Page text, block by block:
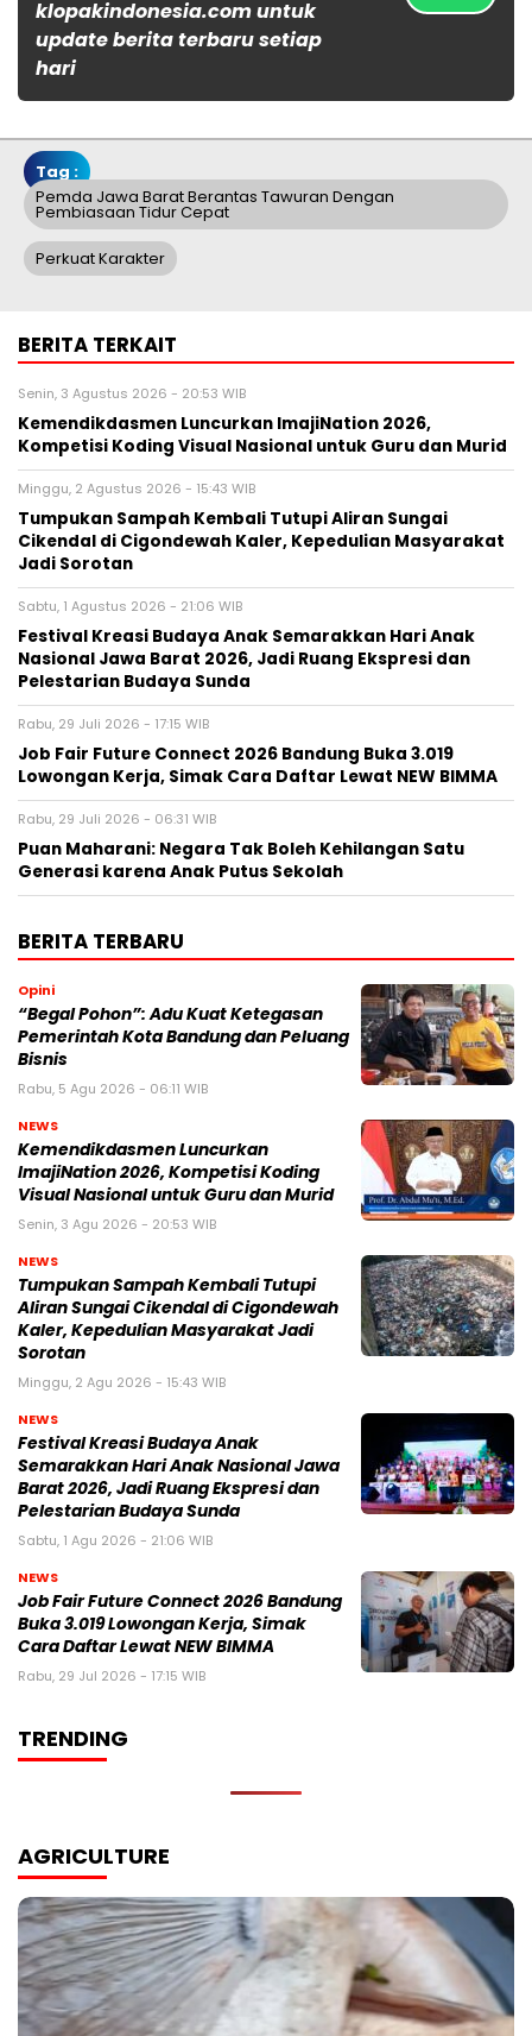
klopakindonesia.com untuk
update berita terbaru setiap
hari
Tag :
Pemda Jawa Barat Berantas Tawuran Dengan
Pembiasaan Tidur Cepat
Perkuat Karakter
BERITA TERKAIT
Senin, 3 Agustus 2026 - 20:53 WIB
Kemendikdasmen Luncurkan ImajiNation 2026,
Kompetisi Koding Visual Nasional untuk Guru dan Murid
Minggu, 2 Agustus 2026 - 15:43 WIB
Tumpukan Sampah Kembali Tutupi Aliran Sungai
Cikendal di Cigondewah Kaler, Kepedulian Masyarakat
Jadi Sorotan
Sabtu, 1 Agustus 2026 - 21:06 WIB
Festival Kreasi Budaya Anak Semarakkan Hari Anak
Nasional Jawa Barat 2026, Jadi Ruang Ekspresi dan
Pelestarian Budaya Sunda
Rabu, 29 Juli 2026 - 17:15 WIB
Job Fair Future Connect 2026 Bandung Buka 3.019
Lowongan Kerja, Simak Cara Daftar Lewat NEW BIMMA
Rabu, 29 Juli 2026 - 06:31 WIB
Puan Maharani: Negara Tak Boleh Kehilangan Satu
Generasi karena Anak Putus Sekolah
BERITA TERBARU
Opini
“Begal Pohon”: Adu Kuat Ketegasan
Pemerintah Kota Bandung dan Peluang
Bisnis
Rabu, 5 Agu 2026 - 06:11 WIB
NEWS
Kemendikdasmen Luncurkan
ImajiNation 2026, Kompetisi Koding
Visual Nasional untuk Guru dan Murid
Senin, 3 Agu 2026 - 20:53 WIB
NEWS
Tumpukan Sampah Kembali Tutupi
Aliran Sungai Cikendal di Cigondewah
Kaler, Kepedulian Masyarakat Jadi
Sorotan
Minggu, 2 Agu 2026 - 15:43 WIB
NEWS
Festival Kreasi Budaya Anak
Semarakkan Hari Anak Nasional Jawa
Barat 2026, Jadi Ruang Ekspresi dan
Pelestarian Budaya Sunda
Sabtu, 1 Agu 2026 - 21:06 WIB
NEWS
Job Fair Future Connect 2026 Bandung
Buka 3.019 Lowongan Kerja, Simak
Cara Daftar Lewat NEW BIMMA
Rabu, 29 Jul 2026 - 17:15 WIB
TRENDING
AGRICULTURE